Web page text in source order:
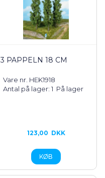
3 PAPPELN 18 CM
Vare nr. HEK1918
Antal på lager: 1 På lager
123,00 DKK